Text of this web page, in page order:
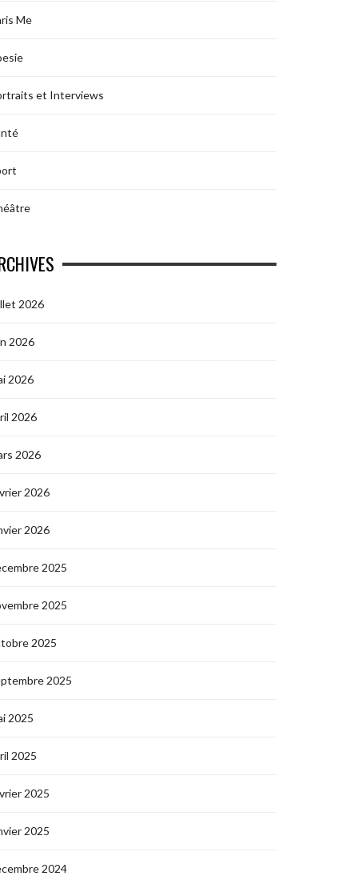
Me
et Interviews
2026
2026
2026
2026
2026
2026
2026
2025
2025
2025
2025
2025
2025
2025
2025
2024